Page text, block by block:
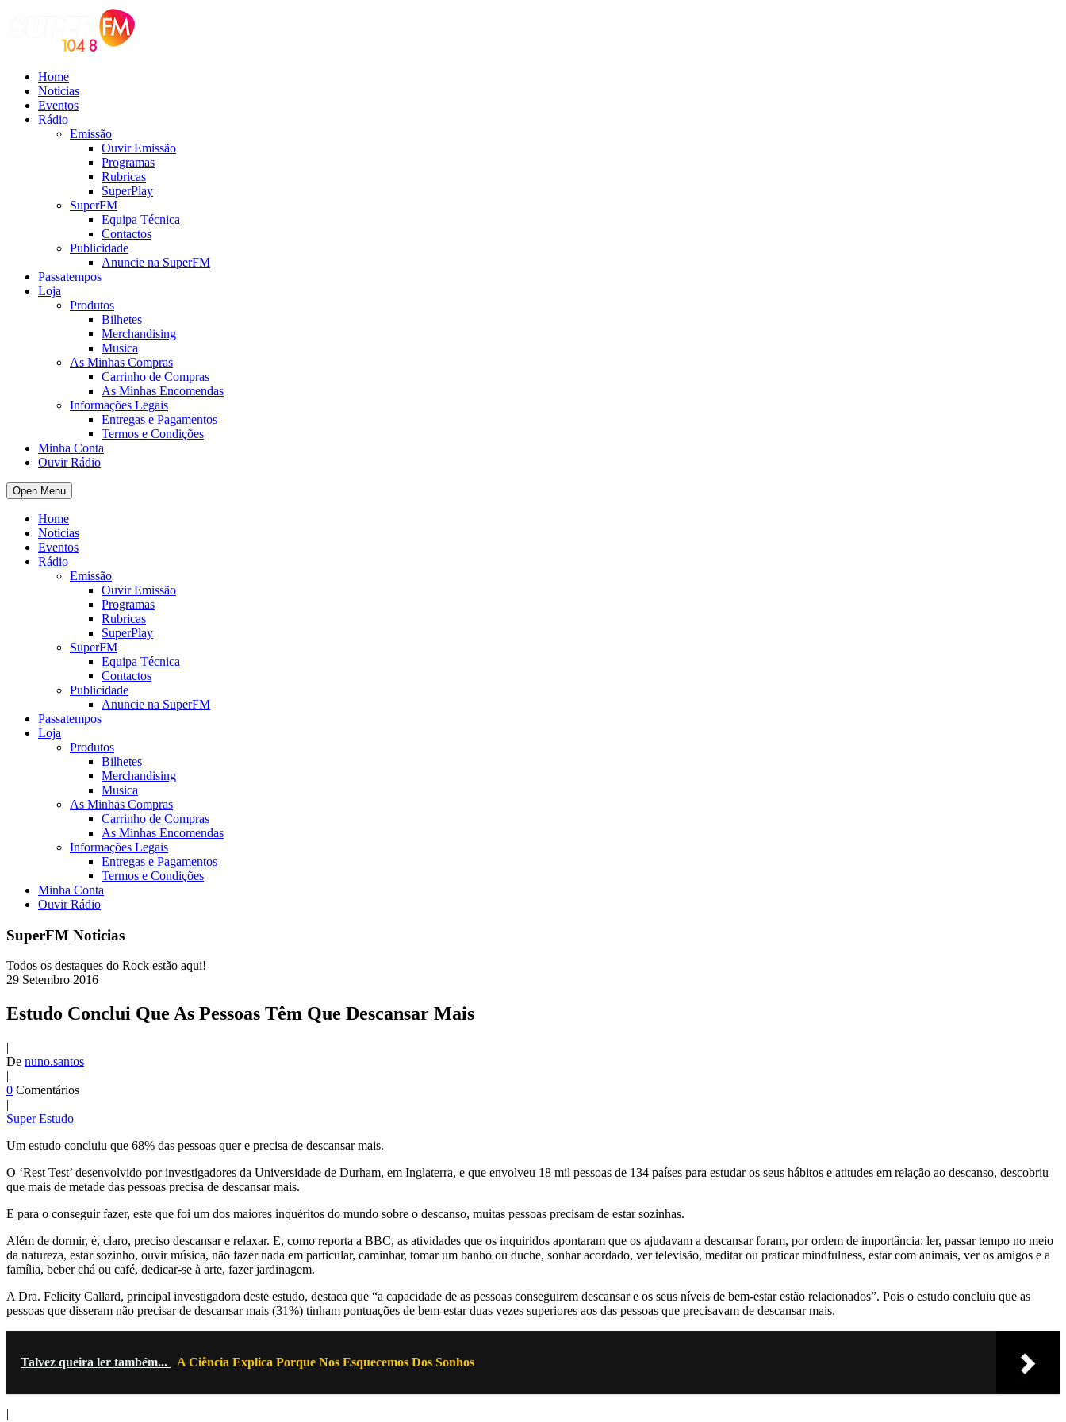
Home
Noticias
Eventos
Rádio
Emissão
Ouvir Emissão
Programas
Rubricas
SuperPlay
SuperFM
Equipa Técnica
Contactos
Publicidade
Anuncie na SuperFM
Passatempos
Loja
Produtos
Bilhetes
Merchandising
Musica
As Minhas Compras
Carrinho de Compras
As Minhas Encomendas
Informações Legais
Entregas e Pagamentos
Termos e Condições
Minha Conta
Ouvir Rádio
Open Menu
Home
Noticias
Eventos
Rádio
Emissão
Ouvir Emissão
Programas
Rubricas
SuperPlay
SuperFM
Equipa Técnica
Contactos
Publicidade
Anuncie na SuperFM
Passatempos
Loja
Produtos
Bilhetes
Merchandising
Musica
As Minhas Compras
Carrinho de Compras
As Minhas Encomendas
Informações Legais
Entregas e Pagamentos
Termos e Condições
Minha Conta
Ouvir Rádio
SuperFM Noticias
Todos os destaques do Rock estão aqui!
29 Setembro 2016
Estudo Conclui Que As Pessoas Têm Que Descansar Mais
|
De nuno.santos
|
0 Comentários
|
Super Estudo
Um estudo concluiu que 68% das pessoas quer e precisa de descansar mais.
O ‘Rest Test’ desenvolvido por investigadores da Universidade de Durham, em Inglaterra, e que envolveu 18 mil pessoas de 134 países para estudar os seus hábitos e atitudes em relação ao descanso, descobriu
que mais de metade das pessoas precisa de descansar mais.
E para o conseguir fazer, este que foi um dos maiores inquéritos do mundo sobre o descanso, muitas pessoas precisam de estar sozinhas.
Além de dormir, é, claro, preciso descansar e relaxar. E, como reporta a BBC, as atividades que os inquiridos apontaram que os ajudavam a descansar foram, por ordem de importância: ler, passar tempo no meio
da natureza, estar sozinho, ouvir música, não fazer nada em particular, caminhar, tomar um banho ou duche, sonhar acordado, ver televisão, meditar ou praticar mindfulness, estar com animais, ver os amigos e a
família, beber chá ou café, dedicar-se à arte, fazer jardinagem.
A Dra. Felicity Callard, principal investigadora deste estudo, destaca que “a capacidade de as pessoas conseguirem descansar e os seus níveis de bem-estar estão relacionados”. Pois o estudo concluiu que as
pessoas que disseram não precisar de descansar mais (31%) tinham pontuações de bem-estar duas vezes superiores aos das pessoas que precisavam de descansar mais.
Talvez queira ler também... A Ciência Explica Porque Nos Esquecemos Dos Sonhos
|